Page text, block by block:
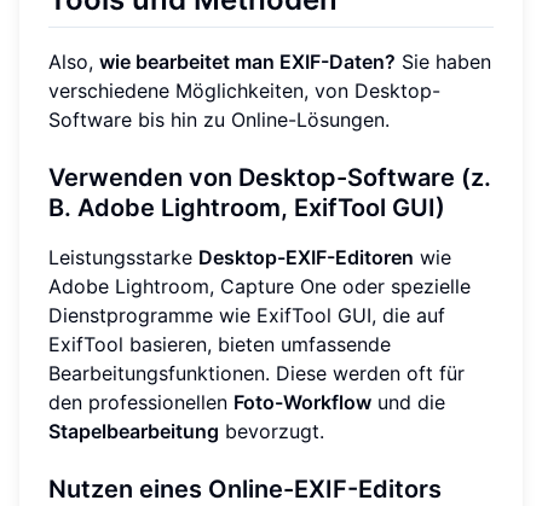
Also, wie bearbeitet man EXIF-Daten? Sie haben
verschiedene Möglichkeiten, von Desktop-
Software bis hin zu Online-Lösungen.
Verwenden von Desktop-Software (z.
B. Adobe Lightroom, ExifTool GUI)
Leistungsstarke Desktop-EXIF-Editoren wie
Adobe Lightroom, Capture One oder spezielle
Dienstprogramme wie ExifTool GUI, die auf
ExifTool basieren, bieten umfassende
Bearbeitungsfunktionen. Diese werden oft für
den professionellen Foto-Workflow und die
Stapelbearbeitung bevorzugt.
Nutzen eines Online-EXIF-Editors